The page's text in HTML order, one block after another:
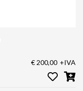
€ 200,00 +IVA